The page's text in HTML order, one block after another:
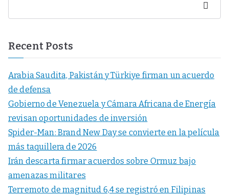
Buscar
Recent Posts
Arabia Saudita, Pakistán y Türkiye firman un acuerdo
de defensa
Gobierno de Venezuela y Cámara Africana de Energía
revisan oportunidades de inversión
Spider-Man: Brand New Day se convierte en la película
más taquillera de 2026
Irán descarta firmar acuerdos sobre Ormuz bajo
amenazas militares
Terremoto de magnitud 6,4 se registró en Filipinas